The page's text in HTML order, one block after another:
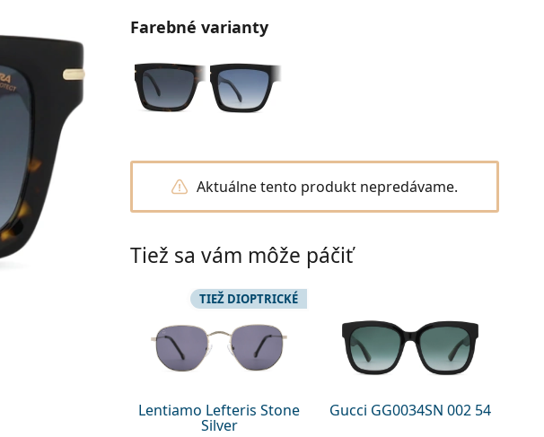
Farebné varianty
Aktuálne tento produkt nepredávame.
Tiež sa vám môže páčiť
Lentiamo Lefteris Stone
Silver
TIEŽ DIOPTRICKÉ
Gucci GG0034SN 002 54